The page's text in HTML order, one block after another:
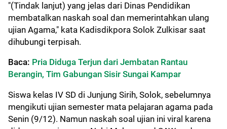
"(Tindak lanjut) yang jelas dari Dinas Pendidikan
membatalkan naskah soal dan memerintahkan ulang
ujian Agama," kata Kadisdikpora Solok Zulkisar saat
dihubungi terpisah.
Baca: Pria Diduga Terjun dari Jembatan Rantau
Berangin, Tim Gabungan Sisir Sungai Kampar
Siswa kelas IV SD di Junjung Sirih, Solok, sebelumnya
mengikuti ujian semester mata pelajaran agama pada
Senin (9/12). Namun naskah soal ujian ini viral karena